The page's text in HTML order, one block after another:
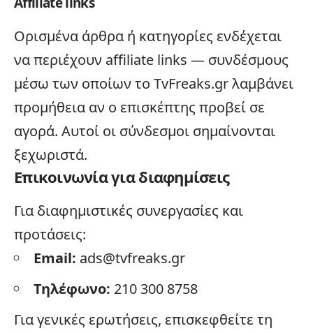
Ορισμένα άρθρα ή κατηγορίες ενδέχεται
να περιέχουν affiliate links — συνδέσμους
μέσω των οποίων το TvFreaks.gr λαμβάνει
προμήθεια αν ο επισκέπτης προβεί σε
αγορά. Αυτοί οι σύνδεσμοι σημαίνονται
ξεχωριστά.
Επικοινωνία για διαφημίσεις
Για διαφημιστικές συνεργασίες και
προτάσεις:
Email: ads@tvfreaks.gr
Τηλέφωνο: 210 300 8758
Για γενικές ερωτήσεις, επισκεφθείτε τη